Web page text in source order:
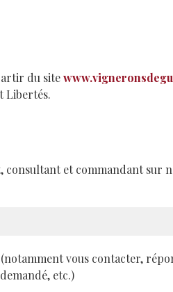
du site
Libertés.
consultant et commandant sur
vous contacter,
etc.)